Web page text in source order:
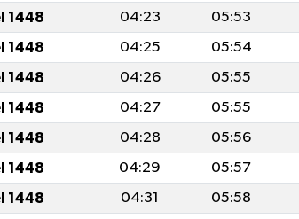
1448 04:23 05:53
1448 04:25 05:54
1448 04:26 05:55
1448 04:27 05:55
1448 04:28 05:56
1448 04:29 05:57
1448 04:31 05:58